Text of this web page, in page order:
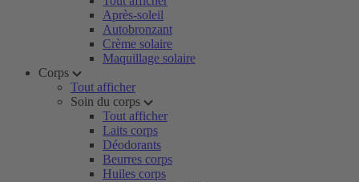
Après-soleil
Autobronzant
Crème solaire
Maquillage solaire
Corps
Tout afficher
Soin du corps
Tout afficher
Laits corps
Déodorants
Beurres corps
Huiles corps